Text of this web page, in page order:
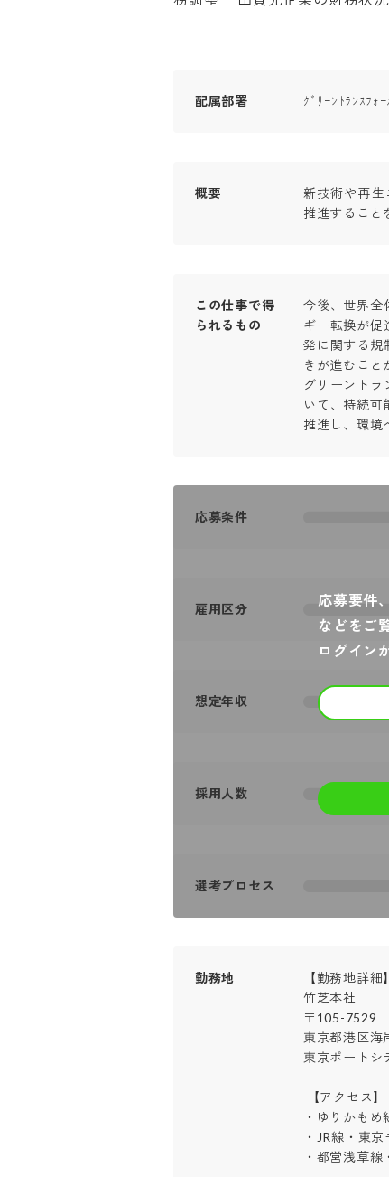
配属部署 ｸﾞﾘｰﾝﾄﾗﾝｽﾌｫ
概要
新技術や再
推進すること
この仕事で得
られるもの
今後、世界全
ギー転換が促
発に関する規
きが進むこと
グリーントラ
いて、持続可
推進し、環境
応募要件
などをご
ログイン
応募条件
雇用区分
想定年収
採用人数
選考プロセス
勤務地
【勤務地詳細】
竹芝本社
〒105-7529
東京都港区海
東京ポートシ
・ゆりかもめ
・JR線・東
・都営浅草